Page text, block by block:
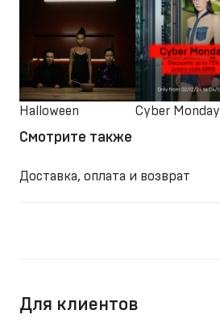
Halloween Cyber Monday
Смотрите также
Доставка, оплата и возврат
Для клиентов